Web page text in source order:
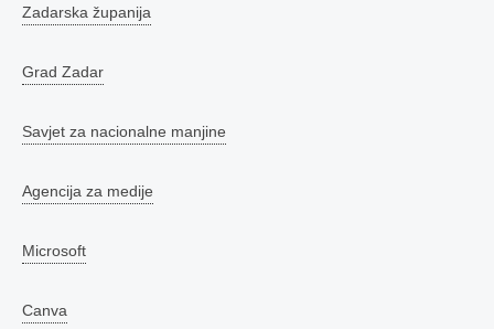
Zadarska županija
Grad Zadar
Savjet za nacionalne manjine
Agencija za medije
Microsoft
Canva